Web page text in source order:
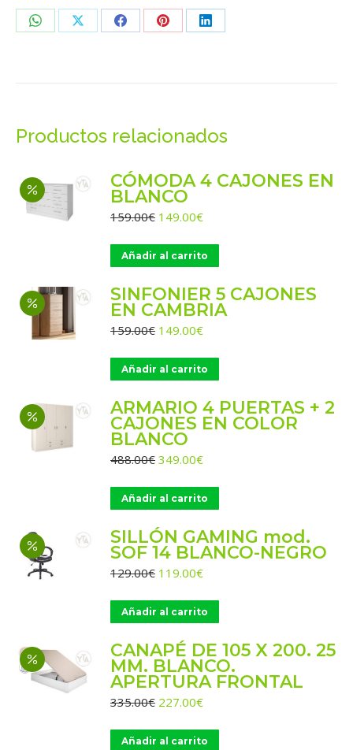
Share Share Share Share Share
Productos relacionados
CÓMODA 4 CAJONES EN
BLANCO
159.00€ El
original
era:
149.00€El
actual
es:
Añadir al carrito
SINFONIER 5 CAJONES
EN CAMBRIA
159.00€ El
original
era:
149.00€El
actual
es:
Añadir al carrito
ARMARIO 4 PUERTAS + 2
CAJONES EN COLOR
BLANCO
488.00€ El
original
era:
349.00€El
actual
es:
Añadir al carrito
SILLÓN GAMING mod.
SOF 14 BLANCO-NEGRO
129.00€ El
original
era:
119.00€El
actual
es:
Añadir al carrito
CANAPÉ DE 105 X 200. 25
MM. BLANCO.
APERTURA FRONTAL
335.00€ El
original
227.00€El
actual
Añadir al carrito